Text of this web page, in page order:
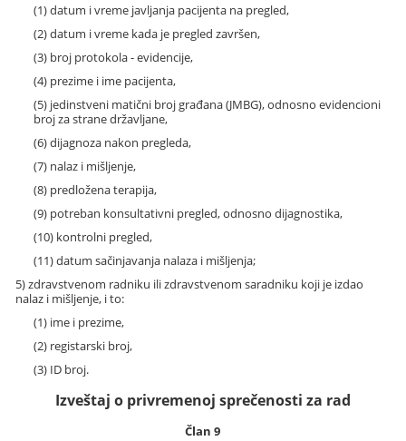
(1) datum i vreme javljanja pacijenta na pregled,
(2) datum i vreme kada je pregled završen,
(3) broj protokola - evidencije,
(4) prezime i ime pacijenta,
(5) jedinstveni matični broj građana (JMBG), odnosno evidencioni
broj za strane državljane,
(6) dijagnoza nakon pregleda,
(7) nalaz i mišljenje,
(8) predložena terapija,
(9) potreban konsultativni pregled, odnosno dijagnostika,
(10) kontrolni pregled,
(11) datum sačinjavanja nalaza i mišljenja;
5) zdravstvenom radniku ili zdravstvenom saradniku koji je izdao
nalaz i mišljenje, i to:
(1) ime i prezime,
(2) registarski broj,
(3) ID broj.
Izveštaj o privremenoj sprečenosti za rad
Član 9